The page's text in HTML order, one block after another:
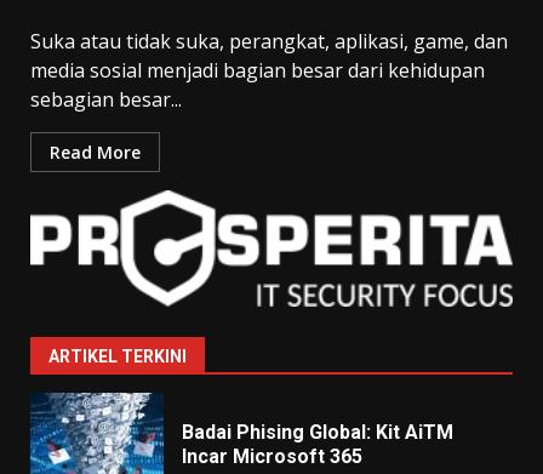
Suka atau tidak suka, perangkat, aplikasi, game, dan
media sosial menjadi bagian besar dari kehidupan
sebagian besar...
Read More
ARTIKEL TERKINI
Badai Phising Global: Kit AiTM
Incar Microsoft 365